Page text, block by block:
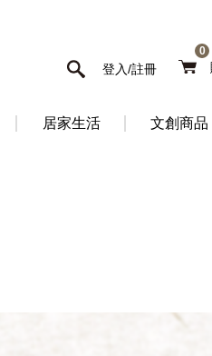
居家生活 文創商品
登入/註冊
0